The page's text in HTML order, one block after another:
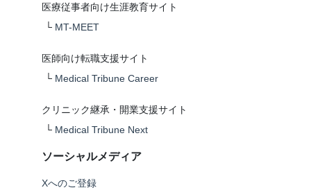
医療従事者向け生涯教育サイト
└ MT-MEET
医師向け転職支援サイト
└ Medical Tribune Career
クリニック継承・開業支援サイト
└ Medical Tribune Next
ソーシャルメディア
Xへのご登録